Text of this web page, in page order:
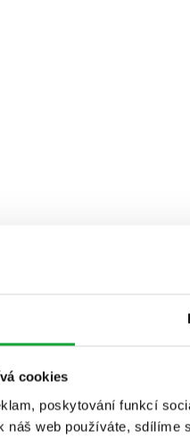
cookies
poskytování funkcí
náš web používáte,